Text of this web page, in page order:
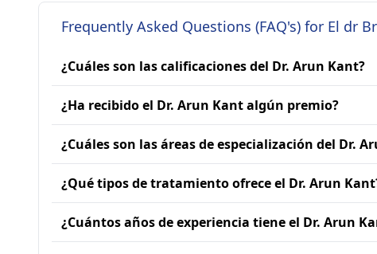
Frequently Asked Questions (FAQ's) for El dr
¿Cuáles son las calificaciones del Dr. Arun Kant?
¿Ha recibido el Dr. Arun Kant algún premio?
¿Cuáles son las áreas de especialización del Dr.
¿Qué tipos de tratamiento ofrece el Dr. Arun
¿Cuántos años de experiencia tiene el Dr. Arun